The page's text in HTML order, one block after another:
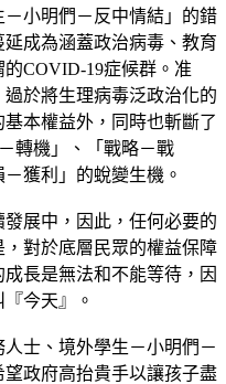
－小明們－反中情結」的錯
成為涵蓋政治病毒、教育
COVID-19症候群。准
於將生理病毒泛政治化的
本權益外，同時也斬斷了
轉機」、「戰略－戰
獲利」的蛻變生機。
展中，因此，任何必要的
對於底層民眾的權益保障
長是無法和不能等待，因
今天』。
士、境外學生－小明們－
政府高抬貴手以讓孩子盡